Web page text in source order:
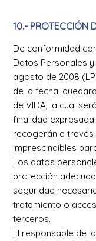
10.- PROTECCIÓN
De conformidad
Datos Personales y
agosto de 2008
de la fecha,
de VIDA, la cual
finalidad
recogerán a
imprescindibles
Los datos
protección
seguridad
tratamiento o
terceros.
El responsable de